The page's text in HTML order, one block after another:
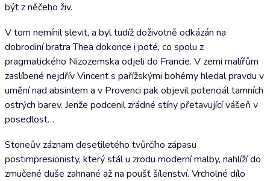
být z něčeho živ.
V tom nemínil slevit, a byl tudíž doživotně odkázán na
dobrodiní bratra Thea dokonce i poté, co spolu z
pragmatického Nizozemska odjeli do Francie. V zemi malířům
zaslíbené nejdřív Vincent s pařížskými bohémy hledal pravdu v
umění nad absintem a v Provenci pak objevil potenciál tamních
ostrých barev. Jenže podcenil zrádné stíny přetavující vášeň v
posedlost…
Stoneův záznam desetiletého tvůrčího zápasu
postimpresionisty, který stál u zrodu moderní malby, nahlíží do
zmučené duše zahnané až na poušť šílenství. Vrcholné dílo